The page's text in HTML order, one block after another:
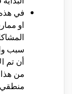
في
او
سبب
أن تم
من